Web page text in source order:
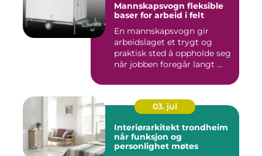
Mannskapsvogn fleksible
baser for arbeid i felt
En mannskapsvogn gir
arbeidslaget et trygt og
praktisk sted å oppholde seg
når jobben foregår langt ...
03. jul
Interiørarkitekt trondheim
når funksjon og
personlighet møtes